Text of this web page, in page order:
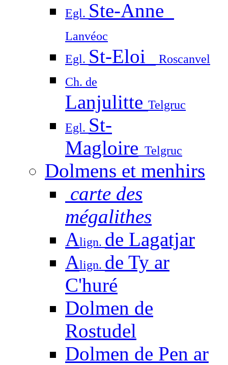
Egl. Ste-Anne
Lanvéoc
Egl. St-Eloi
Roscanvel
Ch. de
Lanjulitte Telgruc
Egl. St-
Magloire Telgruc
Dolmens et menhirs
carte des
mégalithes
Align. de Lagatjar
Align. de Ty ar
C'huré
Dolmen de
Rostudel
Dolmen de Pen ar